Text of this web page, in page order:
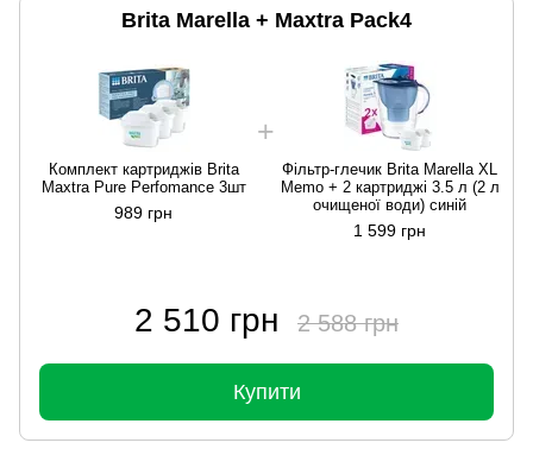
Brita Marella + Maxtra Pack4
Комплект картриджів Brita
Maxtra Pure Perfomance 3шт
989 грн
Фільтр-глечик Brita Marella XL
Memo + 2 картриджі 3.5 л (2 л
очищеної води) синій
1 599 грн
2 510 грн 2 588 грн
Купити